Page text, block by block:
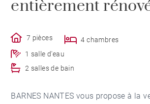
entièrement
7 pièces
4 chambres
1 salle d'eau
2 salles de bain
BARNES NANTES vous propose à la